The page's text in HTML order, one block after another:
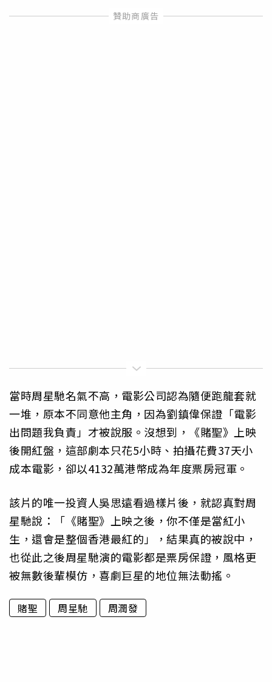
當時周星馳名氣不高，電影公司認為隨便跑龍套就
一堆，原本不同意他主角，因為劉鎮偉保證「電影
出問題我負責」才被說服。沒想到，《賭聖》上映
後開紅盤，這部劇本只花5小時、拍攝花費37天小
成本電影，卻以4132萬港幣成為年度票房冠軍。
該片的唯一投資人吳思遠看過樣片後，就認真對周
星馳說：「《賭聖》上映之後，你不僅是當紅小
生，還會是整個香港最紅的」，結果真的被說中，
也從此之後周星馳演的電影都是票房保證，風格更
被無數後輩模仿，喜劇巨星的地位無法動搖。
賭聖 周星馳 周潤發